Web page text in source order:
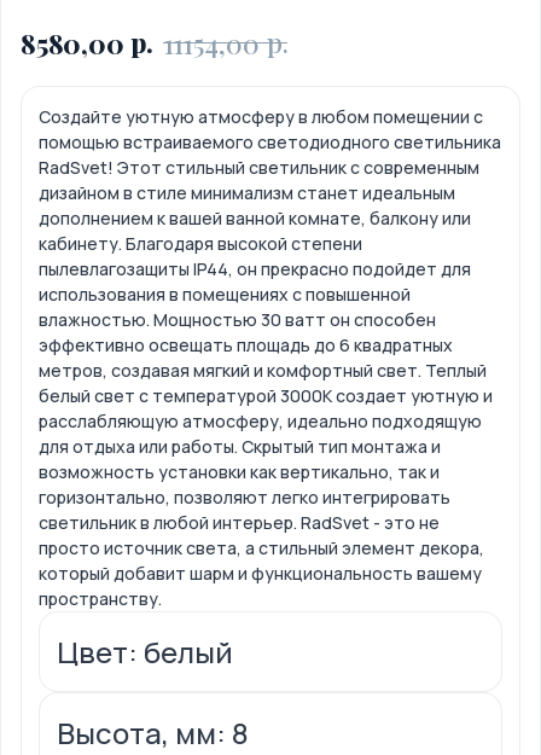
8580,00 р. 11154,00 р.
Создайте уютную атмосферу в любом помещении с
помощью встраиваемого светодиодного светильника
RadSvet! Этот стильный светильник с современным
дизайном в стиле минимализм станет идеальным
дополнением к вашей ванной комнате, балкону или
кабинету. Благодаря высокой степени
пылевлагозащиты IP44, он прекрасно подойдет для
использования в помещениях с повышенной
влажностью. Мощностью 30 ватт он способен
эффективно освещать площадь до 6 квадратных
метров, создавая мягкий и комфортный свет. Теплый
белый свет с температурой 3000К создает уютную и
расслабляющую атмосферу, идеально подходящую
для отдыха или работы. Скрытый тип монтажа и
возможность установки как вертикально, так и
горизонтально, позволяют легко интегрировать
светильник в любой интерьер. RadSvet - это не
просто источник света, а стильный элемент декора,
который добавит шарм и функциональность вашему
пространству.
Цвет: белый
Высота, мм: 8